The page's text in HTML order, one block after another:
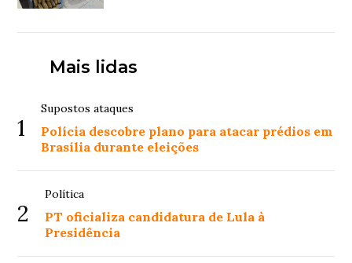
Mais lidas
1
Supostos ataques
Polícia descobre plano para atacar prédios em
Brasília durante eleições
2
Política
PT oficializa candidatura de Lula à
Presidência